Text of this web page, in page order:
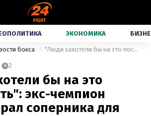
ЭКОНОМИКА
бокса "Люди захотели бы на это посмотреть": экс-чемпион мира выбрал соперника для Усика
2
бы на это
экс-чемпион
соперника для